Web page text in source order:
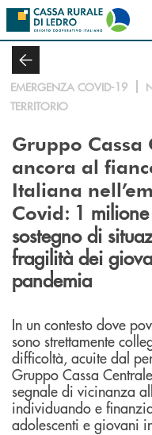
Salta al contenuto principale
EMERGENZA COVID-19
TERRITORIO
Gruppo Cassa
ancora al
Italiana
Covid: 1
sostegno di
fragilità dei
pandemia
In un contesto dove
sono strettamente
difficoltà, acuite dal
Gruppo Cassa
segnale di vicinanza
individuando e
adolescenti e giovani